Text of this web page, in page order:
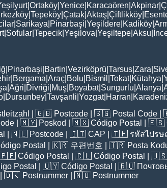
|Ortaköy Yenice Karacaören Akpinar
Tepeköy Çatak Aktaş Çiftlikköy
Sarikaya Pinarbaşi Yeşildere Kadiköy
| Sofular Tepecik Yeşilova Yeşiltepe Aksu
Pinarbaşi Bartin Vezirköprü Tarsus Zara
Bergama Araç Bolu Bismil Tokat| Kütahya
Ağri Divriği Muş Boyabat| Sungurlu Alanya
Dursunbey Tavşanli Yozgat| Harran
| 🇬🇧 Postcode | 🇸🇬 Postal Code |
| 🇲🇾 Poskod | 🇲🇽 Código Postal | 🇪🇸
| 🇳🇱 Postcode | 🇮🇹 CAP | 🇹🇭 รหัสไปร
Postal | 🇰🇷 우편번호 | 🇹🇷 Posta
🇵🇪 Código Postal | 🇨🇱 Código Postal
|
Postal | 🇺🇾 Código Postal | 🇷🇺
| 🇩🇰 Postnummer | 🇳🇴 Postnummer